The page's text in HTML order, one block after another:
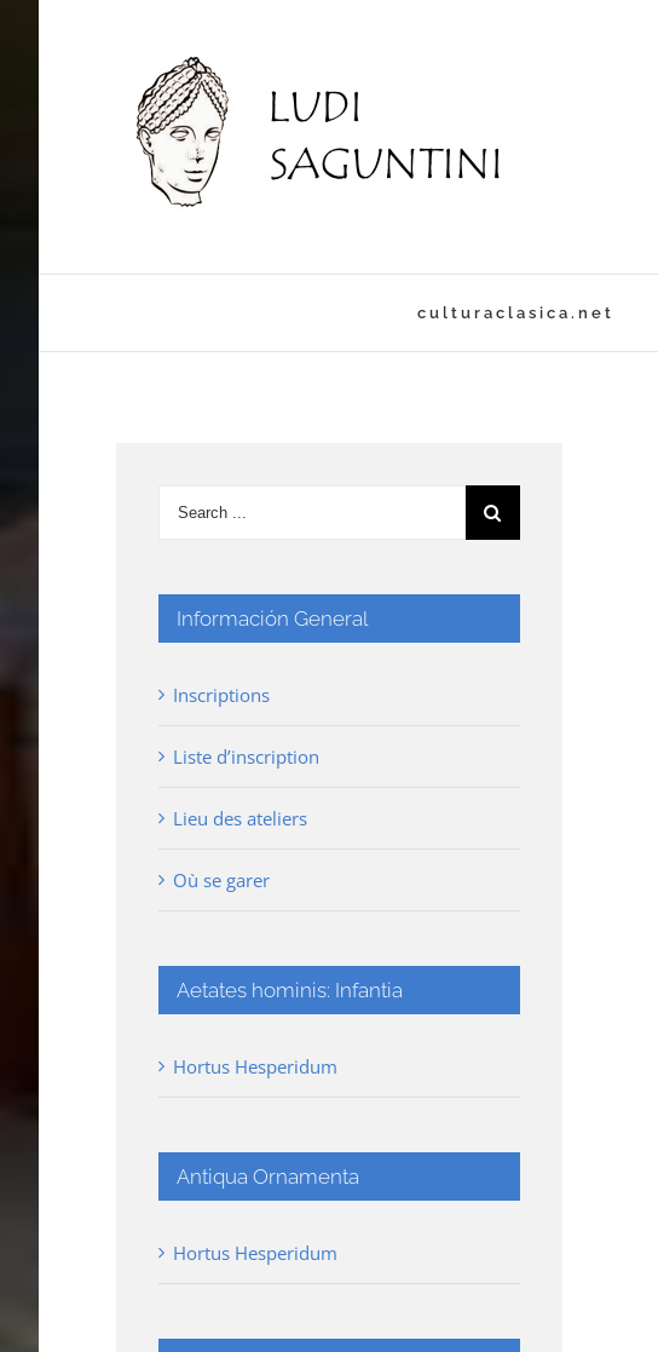
culturaclasica.net
Información General
Inscriptions
Liste d’inscription
Lieu des ateliers
Où se garer
Aetates hominis: Infantia
Hortus Hesperidum
Antiqua Ornamenta
Hortus Hesperidum